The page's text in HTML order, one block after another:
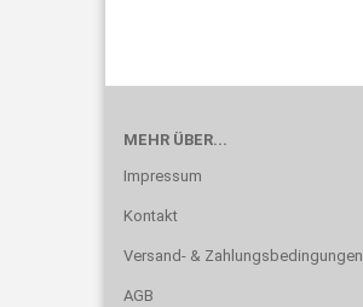
MEHR ÜBER...
Impressum
Kontakt
Versand- & Zahlungsbedingungen
AGB